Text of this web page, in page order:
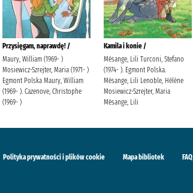
Przysięgam, naprawdę! /
Maury, William (1969- )
Mosiewicz-Szrejter, Maria (1971- )
Egmont Polska Maury, William
(1969- ). Cazenove, Christophe
(1969- )
Kamila i konie /
Mésange, Lili Turconi, Stefano
(1974- ). Egmont Polska.
Mésange, Lili Lenoble, Hélène
Mosiewicz-Szrejter, Maria
Mésange, Lili
Polityka prywatności i plików cookie Mapa bibliotek FAQ